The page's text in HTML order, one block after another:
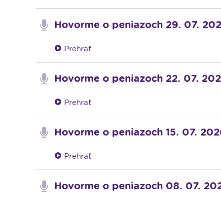
Hovorme o peniazoch 29. 07.
Prehrať
Hovorme o peniazoch 22. 07.
Prehrať
Hovorme o peniazoch 15. 07.
Prehrať
Hovorme o peniazoch 08. 07.